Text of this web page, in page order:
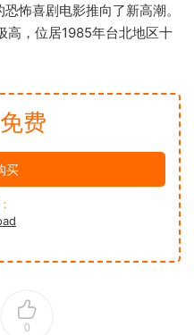
怖喜剧电影推向了新高潮。
高，位居1985年台北地区十
免费
买
0